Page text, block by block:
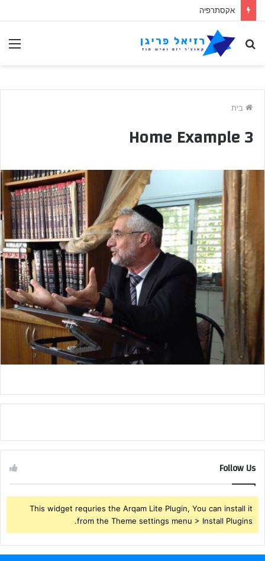
אקסתרפיה
לחפש
בית
Home Example 3
Follow Us
This widget requries the Arqam Lite Plugin, You can install it
from the Theme settings menu > Install Plugins.